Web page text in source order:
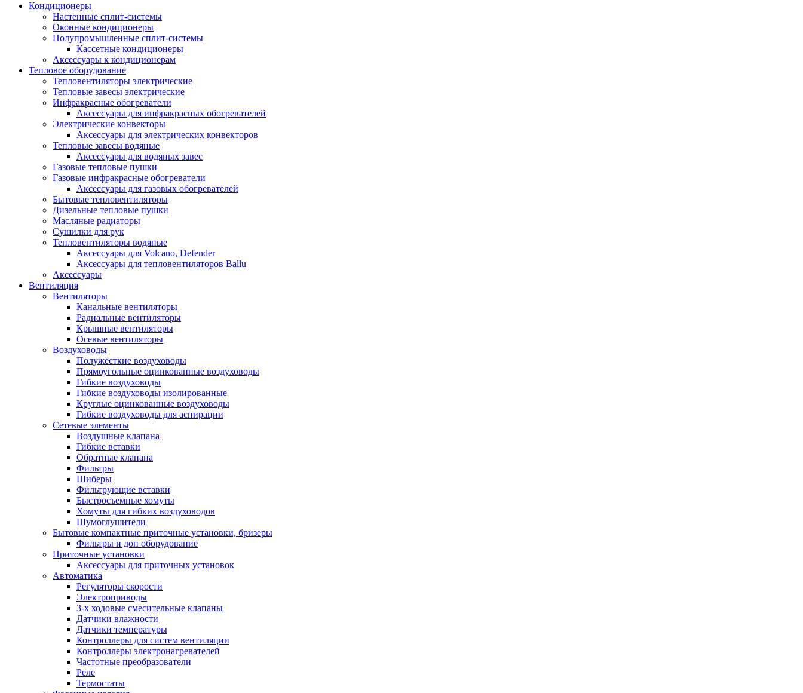
Кондиционеры
Настенные сплит-системы
Оконные кондиционеры
Полупромышленные сплит-системы
Кассетные кондиционеры
Аксессуары к кондиционерам
Тепловое оборудование
Тепловентиляторы электрические
Тепловые завесы электрические
Инфракрасные обогреватели
Аксессуары для инфракрасных обогревателей
Электрические конвекторы
Аксессуары для электрических конвекторов
Тепловые завесы водяные
Аксессуары для водяных завес
Газовые тепловые пушки
Газовые инфракрасные обогреватели
Аксессуары для газовых обогревателей
Бытовые тепловентиляторы
Дизельные тепловые пушки
Масляные радиаторы
Сушилки для рук
Тепловентиляторы водяные
Аксессуары для Volcano, Defender
Аксессуары для тепловентиляторов Ballu
Аксессуары
Вентиляция
Вентиляторы
Канальные вентиляторы
Радиальные вентиляторы
Крышные вентиляторы
Осевые вентиляторы
Воздуховоды
Полужёсткие воздуховоды
Прямоугольные оцинкованные воздуховоды
Гибкие воздуховоды
Гибкие воздуховоды изолированные
Круглые оцинкованные воздуховоды
Гибкие воздуховоды для аспирации
Сетевые элементы
Воздушные клапана
Гибкие вставки
Обратные клапана
Фильтры
Шиберы
Фильтрующие вставки
Быстросъемные хомуты
Хомуты для гибких воздуховодов
Шумоглушители
Бытовые компактные приточные установки, бризеры
Фильтры и доп оборудование
Приточные установки
Аксессуары для приточных установок
Автоматика
Регуляторы скорости
Электроприводы
3-х ходовые смесительные клапаны
Датчики влажности
Датчики температуры
Контроллеры для систем вентиляции
Контроллеры электронагревателей
Частотные преобразователи
Реле
Термостаты